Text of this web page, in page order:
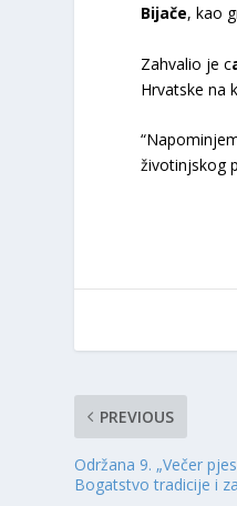
Bijače, kao
Zahvalio je c
Hrvatske na
životinjskog
PREVIOUS
Održana 9. „Večer
Bogatstvo tradicije i